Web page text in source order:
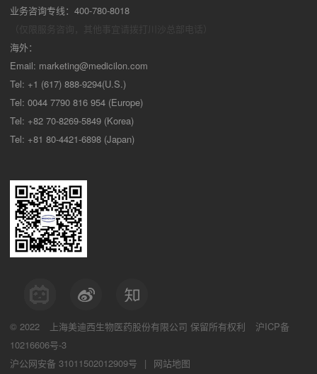
业务咨询专线：400-780-8018
海外：
Email: marketing@medicilon.com
Tel: +1 (617) 888-9294(U.S.)
Tel: 0044 7790 816 954 (Europe)
Tel: +82 70-8269-5849 (Korea)
Tel: +81 80-4421-6898 (Japan)
© 2022 上海美迪西生物医药股份有限公司 保留所有权利
沪ICP备
10216606号-3
沪公网安备 31011502012909号
| 网站地图